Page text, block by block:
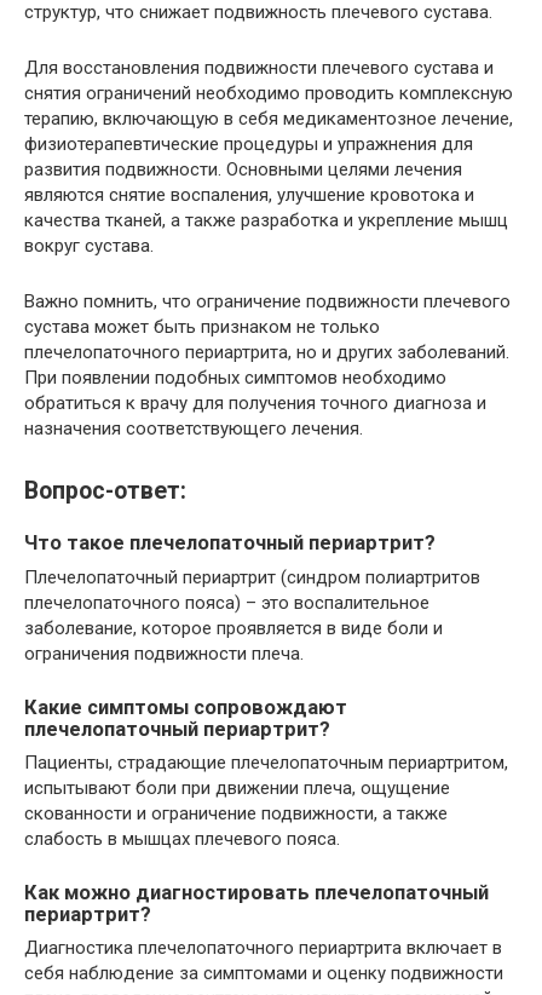
структур, что снижает подвижность плечевого сустава.
Для восстановления подвижности плечевого сустава и
снятия ограничений необходимо проводить комплексную
терапию, включающую в себя медикаментозное лечение,
физиотерапевтические процедуры и упражнения для
развития подвижности. Основными целями лечения
являются снятие воспаления, улучшение кровотока и
качества тканей, а также разработка и укрепление мышц
вокруг сустава.
Важно помнить, что ограничение подвижности плечевого
сустава может быть признаком не только
плечелопаточного периартрита, но и других заболеваний.
При появлении подобных симптомов необходимо
обратиться к врачу для получения точного диагноза и
назначения соответствующего лечения.
Вопрос-ответ:
Что такое плечелопаточный периартрит?
Плечелопаточный периартрит (синдром полиартритов
плечелопаточного пояса) – это воспалительное
заболевание, которое проявляется в виде боли и
ограничения подвижности плеча.
Какие симптомы сопровождают
плечелопаточный периартрит?
Пациенты, страдающие плечелопаточным периартритом,
испытывают боли при движении плеча, ощущение
скованности и ограничение подвижности, а также
слабость в мышцах плечевого пояса.
Как можно диагностировать плечелопаточный
периартрит?
Диагностика плечелопаточного периартрита включает в
себя наблюдение за симптомами и оценку подвижности